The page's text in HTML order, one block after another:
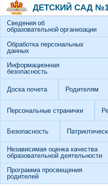
Перейти к основному содержанию
Skip to searchДЕТСКИЙ САД
Сведения об
образовательной организации
Обработка персональных
данных
Информационная
безопасность
Доска почета Родителям
Персональные странички
Безопасность
Независимая оценка качества
образовательной деятельности
Программа просвещения
родителей